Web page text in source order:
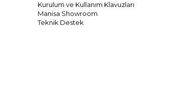
Kurulum ve Kullanım Klavuzları
Manisa Showroom
Teknik Destek